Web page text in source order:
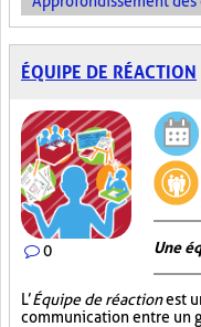
ÉQUIPE DE RÉACTION
0 Une
L’Équipe de réactionest
communication entre un